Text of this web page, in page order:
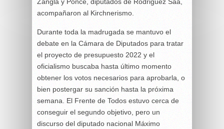
acompañaron al Kirchnerismo.
Durante toda la madrugada se mantuvo el
debate en la Cámara de Diputados para tratar
el proyecto de presupuesto 2022 y el
oficialismo buscaba hasta último momento
obtener los votos necesarios para aprobarla, o
bien postergar su sanción hasta la próxima
semana. El Frente de Todos estuvo cerca de
conseguir el segundo objetivo, pero un
discurso del diputado nacional Máximo